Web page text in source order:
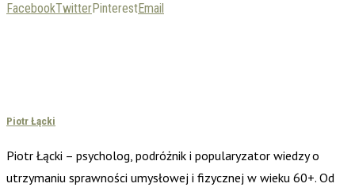
FacebookTwitterPinterestEmail
Piotr Łącki
Piotr Łącki – psycholog, podróżnik i popularyzator wiedzy o
utrzymaniu sprawności umysłowej i fizycznej w wieku 60+. Od